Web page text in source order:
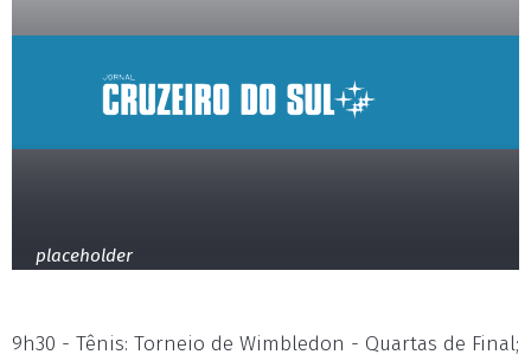
placeholder
9h30 - Tênis: Torneio de Wimbledon - Quartas de Final;